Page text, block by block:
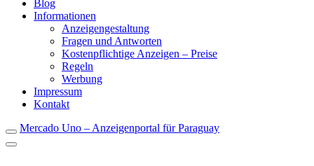
Blog
Informationen
Anzeigengestaltung
Fragen und Antworten
Kostenpflichtige Anzeigen – Preise
Regeln
Werbung
Impressum
Kontakt
Mercado Uno – Anzeigenportal für Paraguay